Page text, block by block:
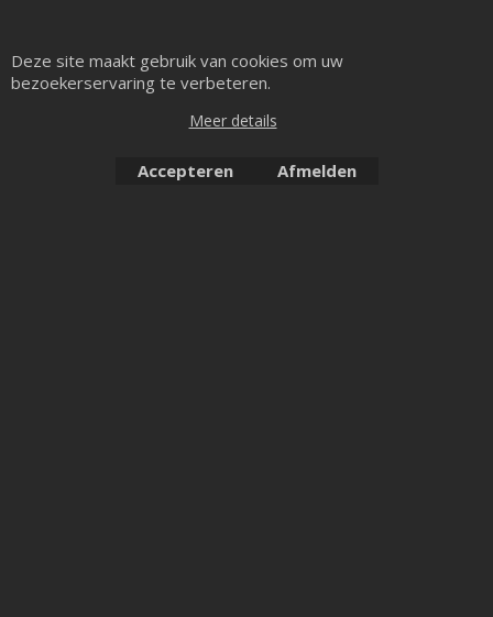
Deze site maakt gebruik van cookies om uw
bezoekerservaring te verbeteren.
Meer details
Accepteren Afmelden